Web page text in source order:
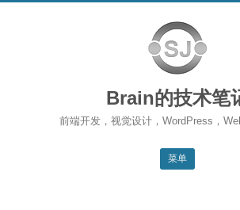
Brain的技术笔
前端开发，视觉设计，WordPress，
菜单